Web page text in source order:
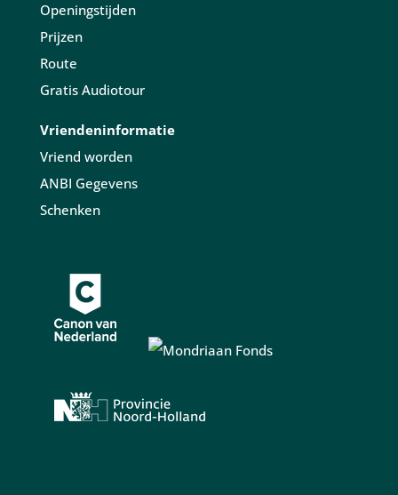
Openingstijden
Prijzen
Route
Gratis Audiotour
Vriendeninformatie
Vriend worden
ANBI Gegevens
Schenken